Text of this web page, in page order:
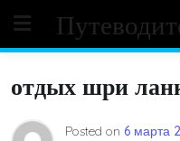
content
отдых шри
Posted on 6 марта